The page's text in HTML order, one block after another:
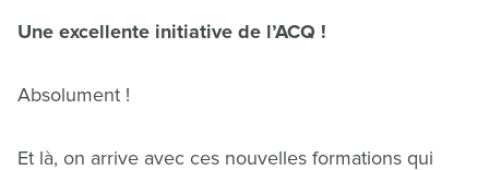
Une excellente initiative de l’ACQ !
Absolument !
Et là, on arrive avec ces nouvelles formations qui